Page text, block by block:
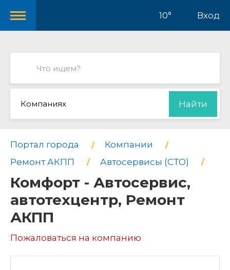
10° Вход
Компаниях Найти
Портал города
Компании
Ремонт АКПП
Автосервисы (СТО)
Комфорт - Автосервис,
автотехцентр, Ремонт
АКПП
Пожаловаться на компанию